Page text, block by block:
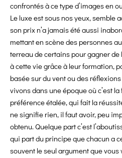
confrontés à ce type d’images en
Le luxe est sous nos yeux, semble
son prix n’a jamais été aussi
mettant en scène des personnes
terreau de certains pour gagner de
à cette vie grâce à leur formation,
basée sur du vent ou des
vivons dans une époque où c’est
préférence étalée, qui fait la
ne signifie rien, il faut avoir, peu
obtenu. Quelque part c’est
qui part du principe que chacun a
souvent le seul argument que